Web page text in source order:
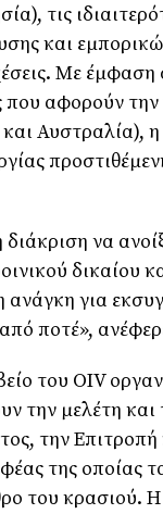
τις
και
Με
που αφορούν
Αυστραλία), η
διάκριση να
δικαίου
για
ποτέ»,
του OIV
την μελέτη και
την
της οποίας
του κρασιού. Η